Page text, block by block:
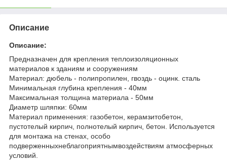
Описание
Описание:
Предназначен для крепления теплоизоляционных
материалов к зданиям и сооружениям
Материал: дюбель - полипропилен, гвоздь - оцинк. сталь
Минимальная глубина крепления - 40мм
Максимальная толщина материала - 50мм
Диаметр шляпки: 60мм
Материал применения: газобетон, керамзитобетон,
пустотелый кирпич, полнотелый кирпич, бетон. Используется
для монтажа на стенах, особо
подверженныхнеблагоприятнымвоздействиям атмосферных
условий.